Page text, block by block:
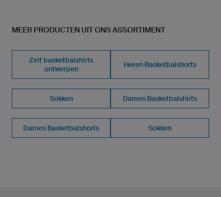
MEER PRODUCTEN UIT ONS ASSORTIMENT
Zelf basketbalshirts
ontwerpen
Heren Basketbalshorts
Sokken Dames Basketbalshirts
Dames Basketbalshorts Sokken